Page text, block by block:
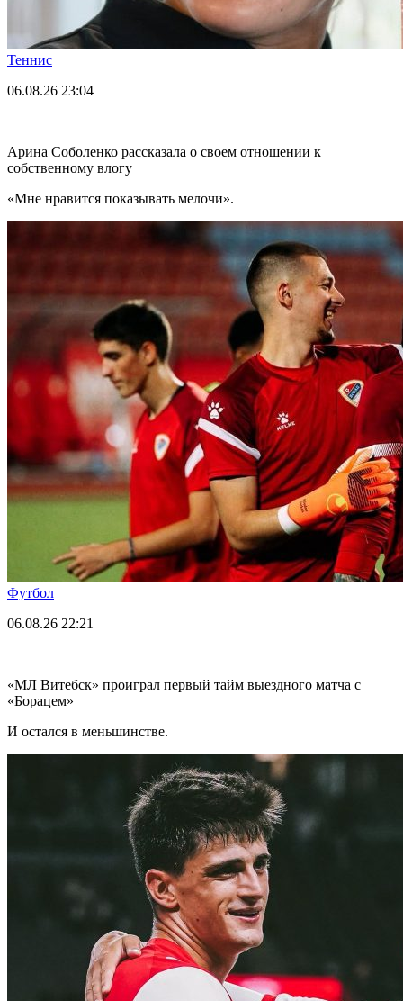
Теннис
06.08.26 23:04
Арина Соболенко рассказала о своем отношении к
собственному влогу
«Мне нравится показывать мелочи».
Футбол
06.08.26 22:21
«МЛ Витебск» проиграл первый тайм выездного матча с
«Борацем»
И остался в меньшинстве.